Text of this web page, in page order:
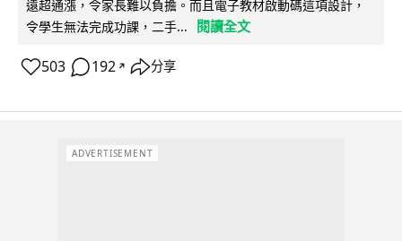
遠超通漲，令家長難以負擔。而且電子教材啟動碼這項設計，
令學生無法完成功課，二手...
閱讀全文
503 192 ↗ 分享
ADVERTISEMENT